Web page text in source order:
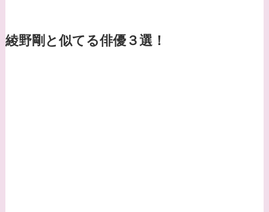
ーズ出身？
綾野剛と似てる俳優３選！